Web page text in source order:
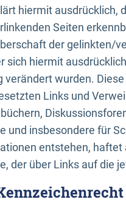
hiermit ausdrücklich,
Seiten
der gelinkten/
sich hiermit
verändert wurden.
Links und
und insbesondere für
entstehen,
der über Links auf die